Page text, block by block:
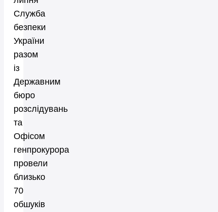
Служба
безпеки
України
разом
із
Державним
бюро
розслідувань
та
Офісом
генпрокурора
провели
близько
70
обшуків